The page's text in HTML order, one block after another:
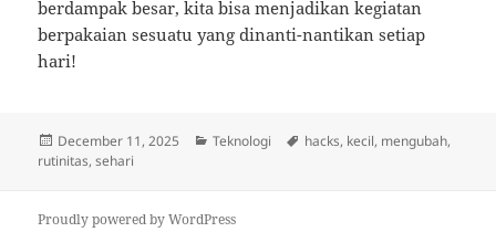
berdampak besar, kita bisa menjadikan kegiatan
berpakaian sesuatu yang dinanti-nantikan setiap
hari!
Posted
on
December 11, 2025 Categories
Teknologi Tags
hacks, kecil, mengubah,
rutinitas,sehari
Proudly powered by WordPress